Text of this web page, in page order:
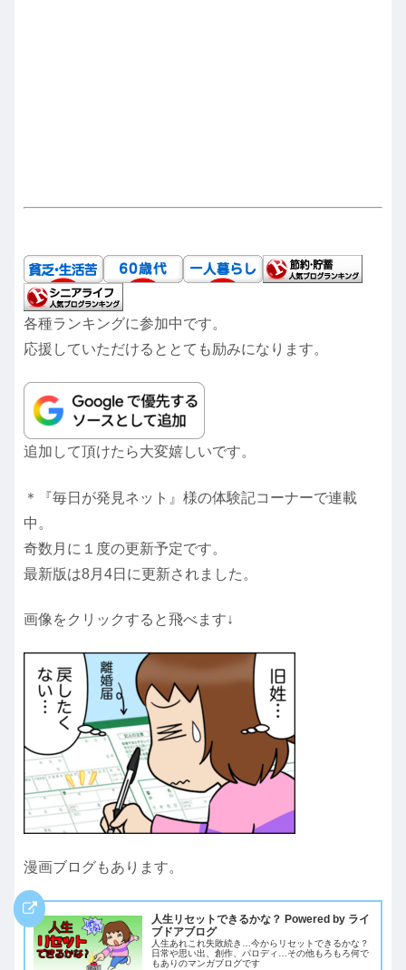
各種ランキングに参加中です。
応援していただけるととても励みになります。
追加して頂けたら大変嬉しいです。
＊『毎日が発見ネット』様の体験記コーナーで連載
中。
奇数月に１度の更新予定です。
最新版は8月4日に更新されました。
画像をクリックすると飛べます↓
漫画ブログもあります。
人生リセットできるかな？ Powered by ライ
ブドアブログ
人生あれこれ失敗続き…今からリセットできるかな？
日常や思い出、創作、パロディ…その他もろもろ何で
もありのマンガブログです